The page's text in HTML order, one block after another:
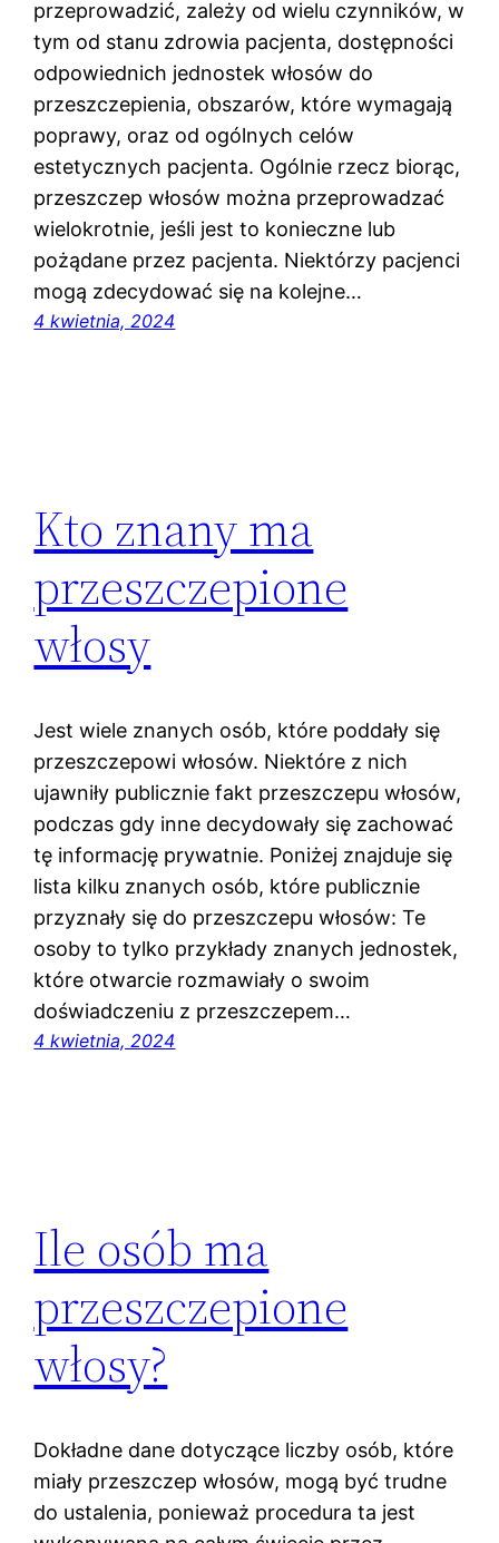
przeprowadzić, zależy od wielu czynników, w
tym od stanu zdrowia pacjenta, dostępności
odpowiednich jednostek włosów do
przeszczepienia, obszarów, które wymagają
poprawy, oraz od ogólnych celów
estetycznych pacjenta. Ogólnie rzecz biorąc,
przeszczep włosów można przeprowadzać
wielokrotnie, jeśli jest to konieczne lub
pożądane przez pacjenta. Niektórzy pacjenci
mogą zdecydować się na kolejne…
4 kwietnia, 2024
Kto znany ma
przeszczepione
włosy
Jest wiele znanych osób, które poddały się
przeszczepowi włosów. Niektóre z nich
ujawniły publicznie fakt przeszczepu włosów,
podczas gdy inne decydowały się zachować
tę informację prywatnie. Poniżej znajduje się
lista kilku znanych osób, które publicznie
przyznały się do przeszczepu włosów: Te
osoby to tylko przykłady znanych jednostek,
które otwarcie rozmawiały o swoim
doświadczeniu z przeszczepem…
4 kwietnia, 2024
Ile osób ma
przeszczepione
włosy?
Dokładne dane dotyczące liczby osób, które
miały przeszczep włosów, mogą być trudne
do ustalenia, ponieważ procedura ta jest